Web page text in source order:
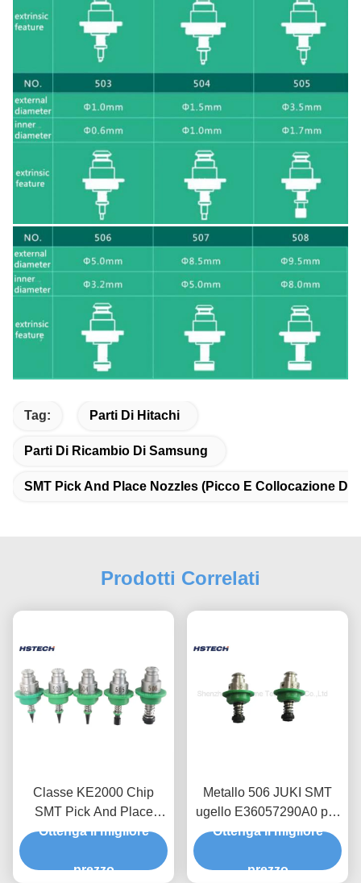
Tag: Parti Di Hitachi
Parti Di Ricambio Di Samsung
SMT Pick And Place Nozzles (Picco E Collocazione Di
Prodotti Correlati
Classe KE2000 Chip
SMT Pick And Place
Nozzle JUKI 502 503 504
Ottenga il migliore
prezzo
Metallo 506 JUKI SMT
ugello E36057290A0 per
componenti SMD di
Ottenga il migliore
prezzo